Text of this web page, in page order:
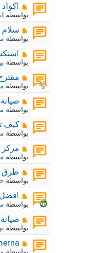
ر
ك
ة
ج
د
د
ة
م
ش
ر
ك
ة
ج
د
ة
بواسطة
م
ش
ر
ك
ة
ج
د
د
ة
سلام
بواسطة
م
ش
ك
ة
ج
د
د
ة
بواسطة
م
ش
ر
ك
ة
ج
د
ة
بواسطة
م
ش
ر
ك
ة
ج
د
د
ة
بواسطة
م
ش
ك
ة
ج
د
د
ة
كيف
بواسطة
م
ش
ر
ك
ة
ج
د
د
ة
مركز صيانة توشيبا
بواسطة
م
ش
ر
ك
ة
ج
د
د
ة
طرق
بواسطة
م
ش
ر
ك
ة
ج
د
بواسطة
م
ش
ر
ك
بواسطة
م
ش